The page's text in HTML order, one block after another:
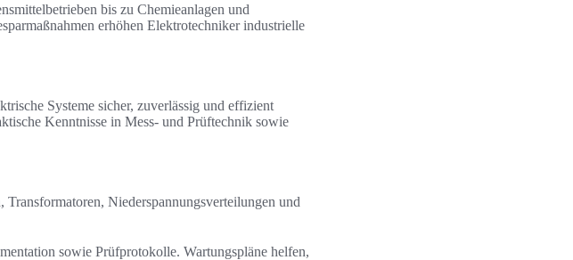
bis zu Chemieanlagen und
erhöhen Elektrotechniker industrielle
Systeme sicher, zuverlässig und effizient
Kenntnisse in Mess- und Prüftechnik sowie
Niederspannungsverteilungen und
sowie Prüfprotokolle. Wartungspläne helfen,